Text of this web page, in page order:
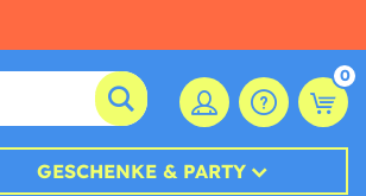
0
GESCHENKE & PARTY